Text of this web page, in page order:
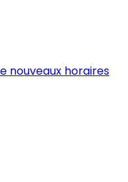
nouveaux horaires